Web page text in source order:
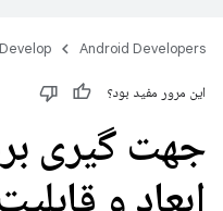
Android Developers
Develop
این مرور مفید بود؟
جهت گیری
ابعاد و